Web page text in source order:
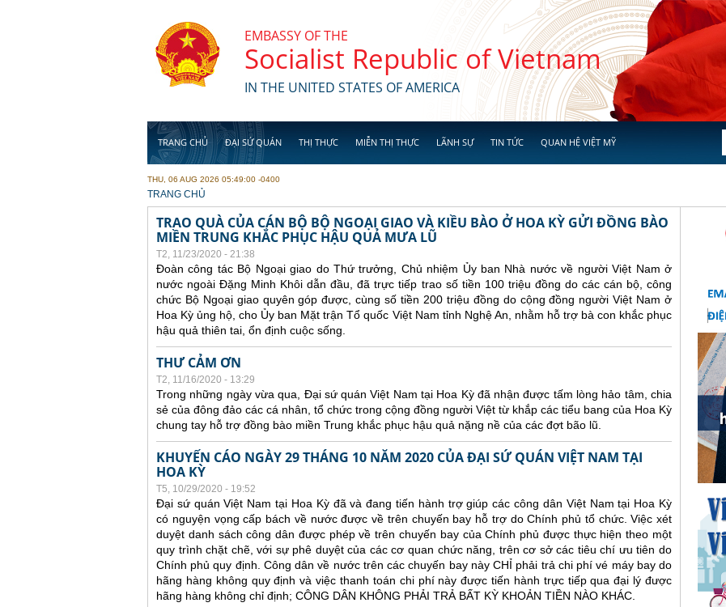
EMBASSY OF THE
Socialist Republic of Vietnam
IN THE UNITED STATES OF AMERICA
TRANG CHỦ ĐẠI SỨ QUÁN THỊ THỰC MIỄN THỊ THỰC LÃNH SỰ TIN TỨC QUAN HỆ VIỆT MỸ
THU, 06 AUG 2026 05:49:00 -0400
YOU ARE HERE
TRANG CHỦ
TRAO QUÀ CỦA CÁN BỘ BỘ NGOẠI GIAO VÀ KIỀU BÀO Ở HOA KỲ GỬI ĐỒNG BÀO
MIỀN TRUNG KHẮC PHỤC HẬU QUẢ MƯA LŨ
T2, 11/23/2020 - 21:38
Đoàn công tác Bộ Ngoại giao do Thứ trưởng, Chủ nhiệm Ủy ban Nhà nước về người Việt Nam ở
nước ngoài Đặng Minh Khôi dẫn đầu, đã trực tiếp trao số tiền 100 triệu đồng do các cán bộ, công
chức Bộ Ngoại giao quyên góp được, cùng số tiền 200 triệu đồng do cộng đồng người Việt Nam ở
Hoa Kỳ ủng hộ, cho Ủy ban Mặt trận Tổ quốc Việt Nam tỉnh Nghệ An, nhằm hỗ trợ bà con khắc phục
hậu quả thiên tai, ổn định cuộc sống.
THƯ CẢM ƠN
T2, 11/16/2020 - 13:29
Trong những ngày vừa qua, Đại sứ quán Việt Nam tại Hoa Kỳ đã nhận được tấm lòng hảo tâm, chia
sẻ của đông đảo các cá nhân, tổ chức trong cộng đồng người Việt từ khắp các tiểu bang của Hoa Kỳ
chung tay hỗ trợ đồng bào miền Trung khắc phục hậu quả nặng nề của các đợt bão lũ.
KHUYẾN CÁO NGÀY 29 THÁNG 10 NĂM 2020 CỦA ĐẠI SỨ QUÁN VIỆT NAM TẠI
HOA KỲ
T5, 10/29/2020 - 19:52
Đại sứ quán Việt Nam tại Hoa Kỳ đã và đang tiến hành trợ giúp các công dân Việt Nam tại Hoa Kỳ
có nguyện vọng cấp bách về nước được về trên chuyến bay hỗ trợ do Chính phủ tổ chức. Việc xét
duyệt danh sách công dân được phép về trên chuyến bay của Chính phủ được thực hiện theo một
quy trình chặt chẽ, với sự phê duyệt của các cơ quan chức năng, trên cơ sở các tiêu chí ưu tiên do
Chính phủ quy định. Công dân về nước trên các chuyến bay này CHỈ phải trả chi phí vé máy bay do
hãng hàng không quy định và việc thanh toán chi phí này được tiến hành trực tiếp qua đại lý được
hãng hàng không chỉ định; CÔNG DÂN KHÔNG PHẢI TRẢ BẤT KỲ KHOẢN TIỀN NÀO KHÁC.